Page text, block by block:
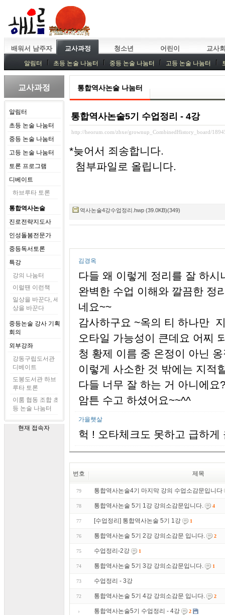
배워서 남주자 교사과정 청소년 어린이 교사
알림터 초등 논술 나눔터 중등 논술 나눔터 고등 논술 나눔터
중등독서토론
특강 중등논술 강사 기획회의 외부강좌
교사과정
알림터
초등 논술 나눔터
중등 논술 나눔터
고등 논술 나눔터
토론 프로그램
디베이트
하브루타 토론
통합역사논술
진로전략지도사
인성돌봄전문가
중등독서토론
특강
강의 나눔터
이럴땐 이런책
일상을 바꾼다, 세
상을 바꾼다
중등논술 강사 기획
회의
외부강좌
강동구립도서관
디베이트
도봉도서관 하브
루타 토론
이룸 협동 조합 초
등 논술 나눔터
현재 접속자
통합역사논술 나눔터
통합역사논술5기 수업정리 - 4강
http://heorum.com/zbxe/grownup_CombinedHistory_board/
*늦어서 죄송합니다.
첨부파일로 올립니다.
역사논술4강수업정리.hwp (39.0KB)(349)
김경옥
다들 왜 이렇게 정리를 잘 하시
완벽한 수업 이해와 깔끔한 정
네요~~
감사하구요 ~옥의 티 하나만
오타일 가능성이 큰데요 어찌
청 황제 이름 중 온정이 아닌
이렇게 사소한 것 밖에는 지적
다들 너무 잘 하는 거 아니에요
암튼 수고 하셨어요~~^^
가을햇살
헉 ! 오타체크도 못하고 급하
번호 제목
79 통합역사논술4기 마지막 강의 수업소감문입니다
78 통합역사논술 5기 1강 강의소감문입니다. 4
77 [수업정리] 통합역사논술 5기 1강 1
76 통합역사논술 5기 2강 강의소감문 입니다. 2
75 수업정리-2강 1
74 통합역사논술 5기 3강 강의소감문입니다. 1
73 수업정리 - 3강
72 통합역사논술 5기 4강 강의소감문 입니다. 2
통합역사논술5기 수업정리 - 4강 2